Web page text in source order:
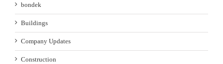
bondek
Buildings
Company Updates
Construction